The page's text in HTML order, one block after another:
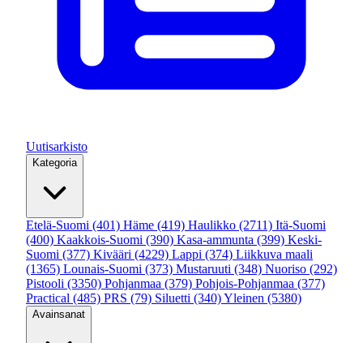
Uutisarkisto
Kategoria
Etelä-Suomi (401) Häme (419) Haulikko (2711) Itä-Suomi
(400) Kaakkois-Suomi (390) Kasa-ammunta (399) Keski-
Suomi (377) Kivääri (4229) Lappi (374) Liikkuva maali
(1365) Lounais-Suomi (373) Mustaruuti (348) Nuoriso (292)
Pistooli (3350) Pohjanmaa (379) Pohjois-Pohjanmaa (377)
Practical (485) PRS (79) Siluetti (340)Yleinen (5380)
Avainsanat